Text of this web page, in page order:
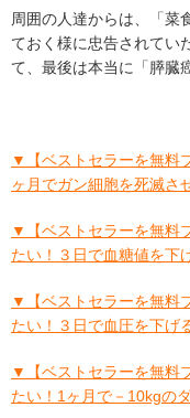
周囲の人達からは、「菜
ておく様に忠告されてい
て、最後は本当に「膵臓
▼【ベストセラーを無料
ヶ月でガン細胞を死滅さ
▼【ベストセラーを無料
たい！３日で血糖値を下
▼【ベストセラーを無料
たい！３日で血圧を下げ
▼【ベストセラーを無料
たい！1ヶ月で－10kgの